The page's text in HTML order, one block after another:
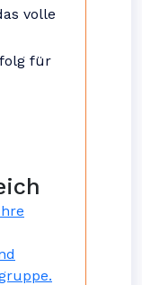
volle
für